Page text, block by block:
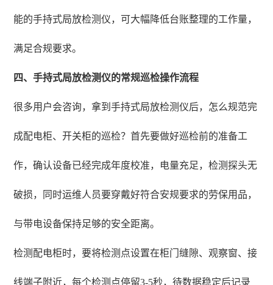
能的手持式局放检测仪，可大幅降低台账整理的工作量，
满足合规要求。
四、手持式局放检测仪的常规巡检操作流程
很多用户会咨询，拿到手持式局放检测仪后，怎么规范完
成配电柜、开关柜的巡检？首先要做好巡检前的准备工
作，确认设备已经完成年度校准，电量充足，检测探头无
破损，同时运维人员要穿戴好符合安规要求的劳保用品，
与带电设备保持足够的安全距离。
检测配电柜时，要将检测点设置在柜门缝隙、观察窗、接
线端子附近，每个检测点停留3-5秒，待数据稳定后记录